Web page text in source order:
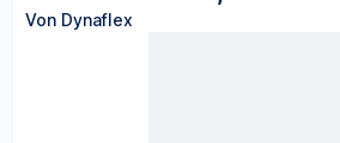
Von Dynaflex